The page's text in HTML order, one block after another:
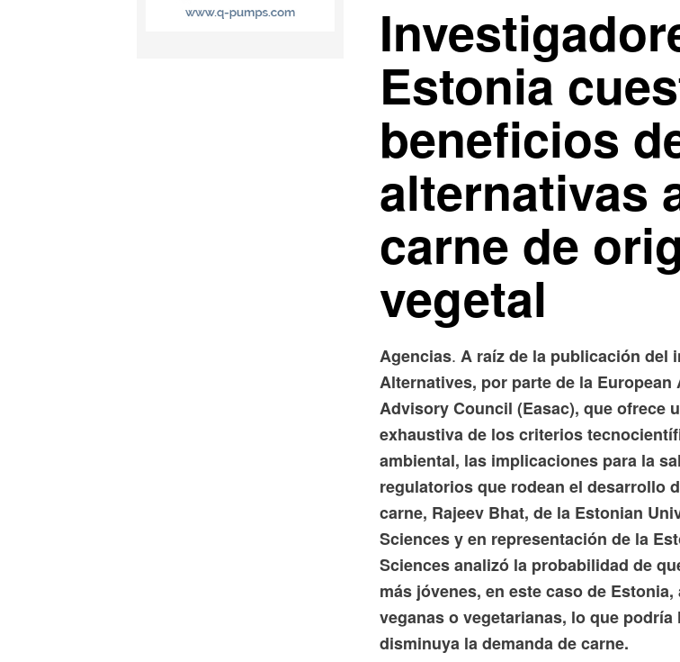
Estonia
beneficios
alternativas
carne de
vegetal
Agencias. A raíz de la publicación del
Alternatives, por parte de la European
Advisory Council (Easac), que ofrece
exhaustiva de los criterios
ambiental, las implicaciones para la
regulatorios que rodean el desarrollo
carne, Rajeev Bhat, de la Estonian
Sciences y en representación de la
Sciences analizó la probabilidad de
más jóvenes, en este caso de
veganas o vegetarianas, lo que podría
disminuya la demanda de carne.